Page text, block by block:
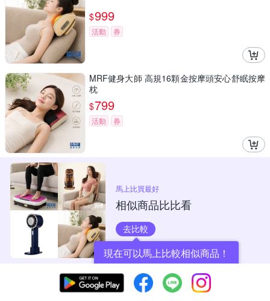
$999
活動 券
MRF健身大師 高規16顆金按摩頭安心舒眠按摩
枕
$799
活動 券
馬上比買最好
相似商品比比看
去比較
現在可以馬上比較相似商品！